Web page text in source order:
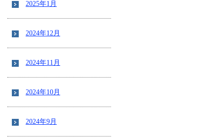
2025年1月
2024年12月
2024年11月
2024年10月
2024年9月